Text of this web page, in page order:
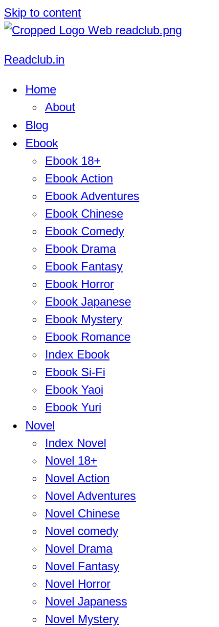
Skip to content
Readclub.in
Home
About
Blog
Ebook
Ebook 18+
Ebook Action
Ebook Adventures
Ebook Chinese
Ebook Comedy
Ebook Drama
Ebook Fantasy
Ebook Horror
Ebook Japanese
Ebook Mystery
Ebook Romance
Index Ebook
Ebook Si-Fi
Ebook Yaoi
Ebook Yuri
Novel
Index Novel
Novel 18+
Novel Action
Novel Adventures
Novel Chinese
Novel comedy
Novel Drama
Novel Fantasy
Novel Horror
Novel Japaness
Novel Mystery